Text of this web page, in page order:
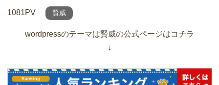
1081PV 賢威
wordpressのテーマは賢威の公式ページはコチラ
↓